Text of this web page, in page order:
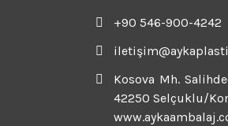
+90 546-900-4242
Kosova Mh.
42250 Selçuklu/